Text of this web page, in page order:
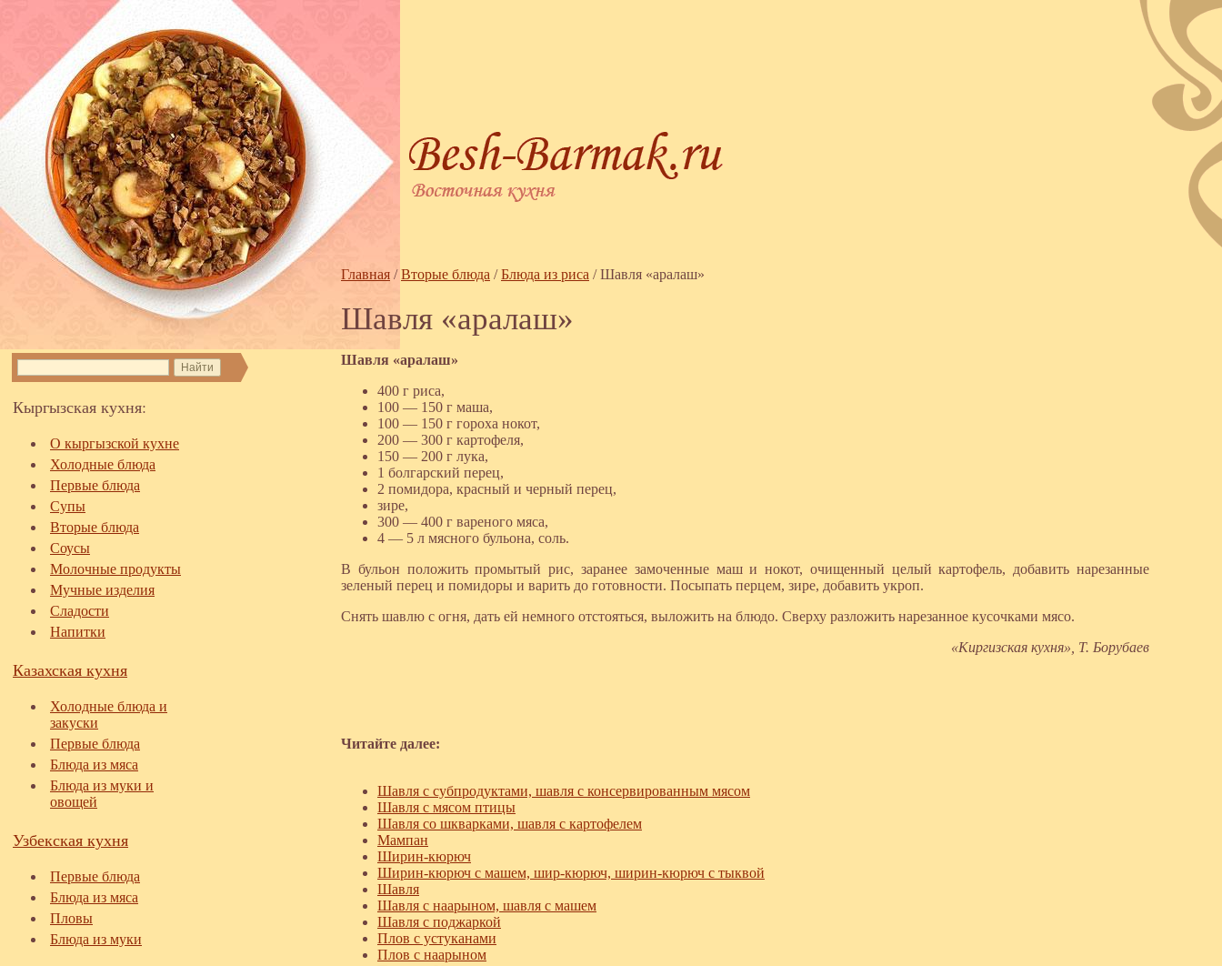
Кыргызская кухня:
О кыргызской кухне
Холодные блюда
Первые блюда
Супы
Вторые блюда
Соусы
Молочные продукты
Мучные изделия
Сладости
Напитки
Казахская кухня
Холодные блюда и
закуски
Первые блюда
Блюда из мяса
Блюда из муки и
овощей
Узбекская кухня
Первые блюда
Блюда из мяса
Пловы
Блюда из муки
Главная /Вторые блюда /Блюда из риса /Шавля «аралаш»
Шавля «аралаш»
Шавля «аралаш»
400 г риса,
100 — 150 г маша,
100 — 150 г гороха нокот,
200 — 300 г картофеля,
150 — 200 г лука,
1 болгарский перец,
2 помидора, красный и черный перец,
зире,
300 — 400 г вареного мяса,
4 — 5 л мясного бульона, соль.
В бульон положить промытый рис, заранее замоченные маш и нокот, очищенный целый картофель, добавить нарезанные
зеленый перец и помидоры и варить до готовности. Посыпать перцем, зире, добавить укроп.
Снять шавлю с огня, дать ей немного отстояться, выложить на блюдо. Сверху разложить нарезанное кусочками мясо.
«Киргизская кухня», Т. Борубаев
Читайте далее:
Шавля с субпродуктами, шавля с консервированным мясом
Шавля с мясом птицы
Шавля со шкварками, шавля с картофелем
Мампан
Ширин-кюрюч
Ширин-кюрюч с машем, шир-кюрюч, ширин-кюрюч с тыквой
Шавля
Шавля с наарыном, шавля с машем
Шавля с поджаркой
Плов с устуканами
Плов с наарыном